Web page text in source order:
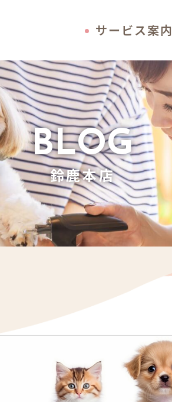
サービス案内
BLOG
鈴鹿本店